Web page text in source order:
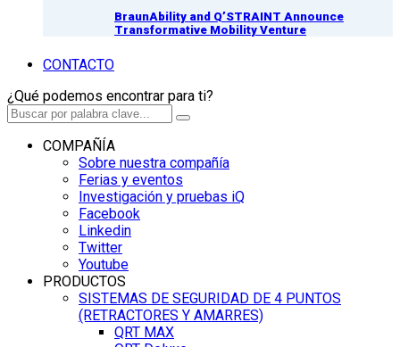
BraunAbility and Q’STRAINT Announce
Transformative Mobility Venture
CONTACTO
¿Qué podemos encontrar para ti?
COMPAÑÍA
Sobre nuestra compañía
Ferias y eventos
Investigación y pruebas iQ
Facebook
Linkedin
Twitter
Youtube
PRODUCTOS
SISTEMAS DE SEGURIDAD DE 4 PUNTOS
(RETRACTORES Y AMARRES)
QRT MAX